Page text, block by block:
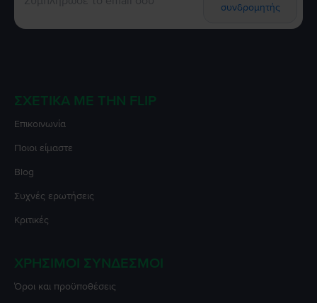
συνδρομητής
ΣΧΕΤΙΚΆ ΜΕ ΤΗΝ FLIP
Επικοινωνία
Ποιοι είμαστε
Blog
Συχνές ερωτήσεις
Κριτικές
ΧΡΉΣΙΜΟΙ ΣΎΝΔΕΣΜΟΙ
Όροι και προϋποθέσεις